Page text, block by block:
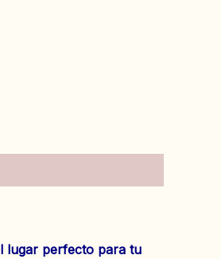
lugar perfecto para tu